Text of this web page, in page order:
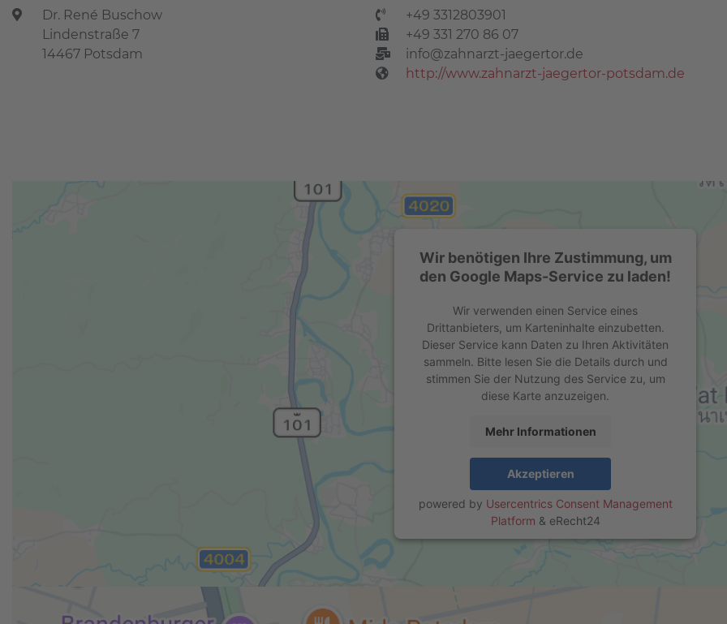
Dr. René Buschow
Lindenstraße 7
14467 Potsdam
+49 3312803901
+49 331 270 86 07
info@zahnarzt-jaegertor.de
http://www.zahnarzt-jaegertor-potsdam.de
Wir benötigen Ihre Zustimmung, um
den Google Maps-Service zu laden!
Wir verwenden einen Service eines
Drittanbieters, um Karteninhalte einzubetten.
Dieser Service kann Daten zu Ihren Aktivitäten
sammeln. Bitte lesen Sie die Details durch und
stimmen Sie der Nutzung des Service zu, um
diese Karte anzuzeigen.
Mehr Informationen
Akzeptieren
powered by Usercentrics Consent Management
Platform & eRecht24